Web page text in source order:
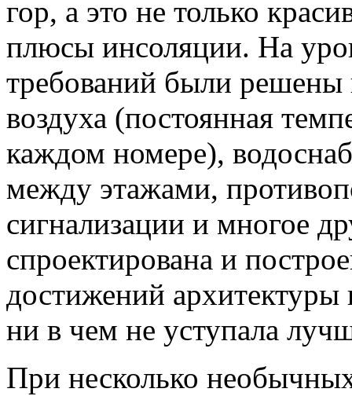
гор, а это не только
плюсы инсоляции. На
требований были
воздуха (постоянная
каждом номере),
между этажами,
сигнализации и многое
спроектирована и
достижений
ни в чем не уступала
При несколько